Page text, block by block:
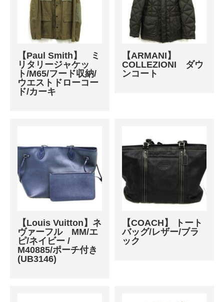
【Paul Smith】 ミ
リタリージャケッ
ト/M65/フード収納/
ウエストドローコー
ド/カーキ
【ARMANI】
COLLEZIONI ダウ
ンコート
【Louis Vuitton】ネ
ヴァーフル MM/エ
ピ/ネイビー /
M40885/ポーチ付き
(UB3146)
【COACH】 トート
バッグ/レザー/ブラ
ック